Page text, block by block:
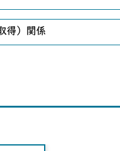
得）関係